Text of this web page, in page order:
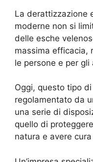
La derattizzazione
moderne non si
delle esche
massima efficacia,
le persone e per
Oggi, questo tipo
regolamentato da
una serie di
quello di
natura e avere